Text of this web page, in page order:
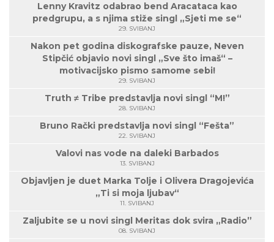
Lenny Kravitz odabrao bend Aracataca kao
predgrupu, a s njima stiže singl „Sjeti me se“
29. SVIBANJ
Nakon pet godina diskografske pauze, Neven
Stipčić objavio novi singl „Sve što imaš“ –
motivacijsko pismo samome sebi!
29. SVIBANJ
Truth ≠ Tribe predstavlja novi singl “M!”
28. SVIBANJ
Bruno Rački predstavlja novi singl “Fešta”
22. SVIBANJ
Valovi nas vode na daleki Barbados
13. SVIBANJ
Objavljen je duet Marka Tolje i Olivera Dragojevića
„Ti si moja ljubav“
11. SVIBANJ
Zaljubite se u novi singl Meritas dok svira „Radio”
08. SVIBANJ